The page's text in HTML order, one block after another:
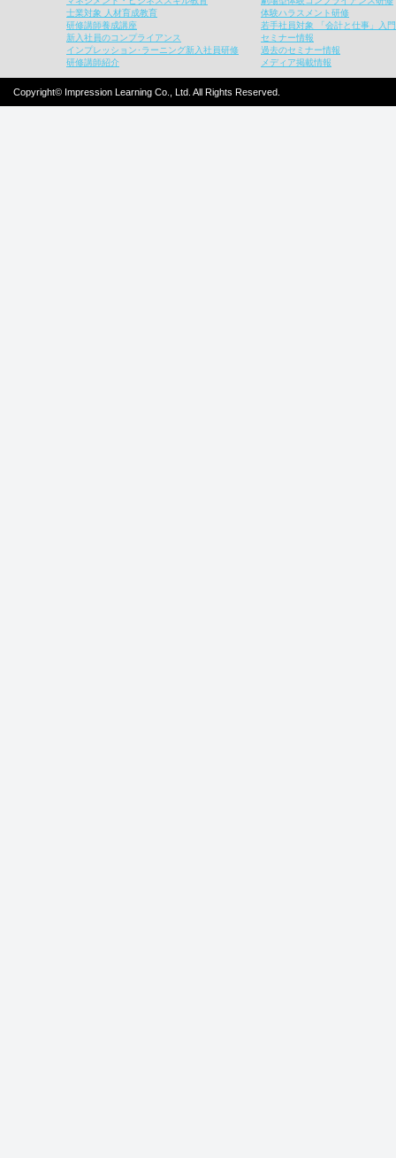
士業対象 人材育成教育
研修講師養成講座
新入社員のコンプライアンス
インプレッション･ラーニング新入社員研修
研修講師紹介
体験ハラスメント研修
若手社員対象 「会計と仕事」入
セミナー情報
過去のセミナー情報
メディア掲載情報
Copyright© Impression Learning Co., Ltd. All Rights Reserved.